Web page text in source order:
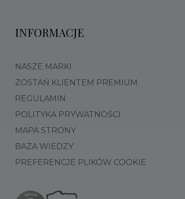
INFORMACJE
NASZE MARKI
ZOSTAŃ KLIENTEM PREMIUM
REGULAMIN
POLITYKA PRYWATNOŚCI
MAPA STRONY
BAZA WIEDZY
PREFERENCJE PLIKÓW COOKIE